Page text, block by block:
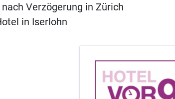
Verzögerung in Zürich
in Iserlohn